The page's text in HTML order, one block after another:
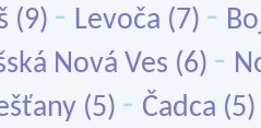
(9) - Levoča (7) -
Nová Ves (6) -
(5) - Čadca (5)